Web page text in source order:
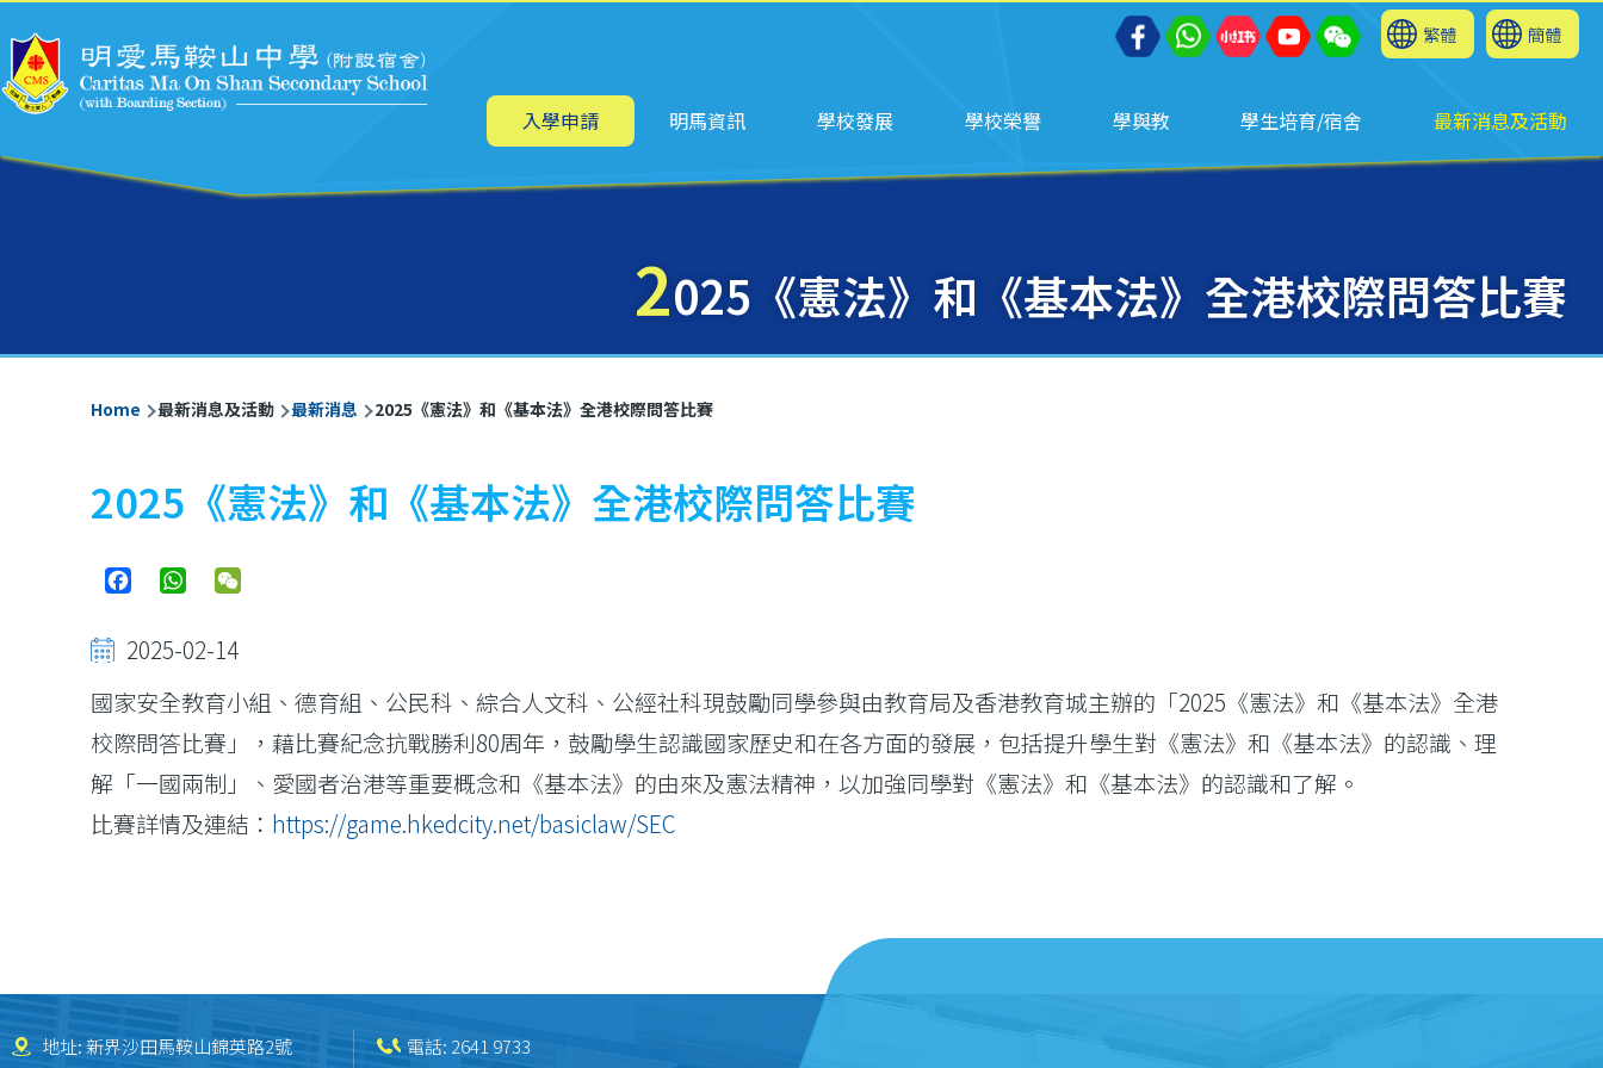
繁體 簡體
Main
入學申請 明馬資訊 學校發展 學校榮譽 學與教 學生培育/宿舍 最新消息及活動
2025《憲法》和《基本法》全港校際問答比賽
Breadcrumb
Home 最新消息及活動 最新消息 2025《憲法》和《基本法》全港校際問答比賽
2025《憲法》和《基本法》全港校際問答比賽
FacebookWhatsApp
2025-02-14
國家安全教育小組、德育組、公民科、綜合人文科、公經社科現鼓勵同學參與由教育局及香港教育城主辦的「2025《憲法》和《基本法》全港
校際問答比賽」，藉比賽紀念抗戰勝利80周年，鼓勵學生認識國家歷史和在各方面的發展，包括提升學生對《憲法》和《基本法》的認識、理
解「一國兩制」、愛國者治港等重要概念和《基本法》的由來及憲法精神，以加強同學對《憲法》和《基本法》的認識和了解。
比賽詳情及連結： https://game.hkedcity.net/basiclaw/SEC
地址: 新界沙田馬鞍山錦英路2號
電話: 2641 9733